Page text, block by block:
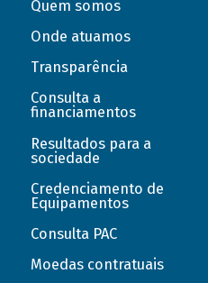
Quem somos
Onde atuamos
Transparência
Consulta a
financiamentos
Resultados para a
sociedade
Credenciamento de
Equipamentos
Consulta PAC
Moedas contratuais